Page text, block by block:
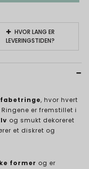
HVOR LANG ER
LEVERINGSTIDEN?
, hvor hvert
er fremstillet i
og smukt dekoreret
et diskret og
former og er